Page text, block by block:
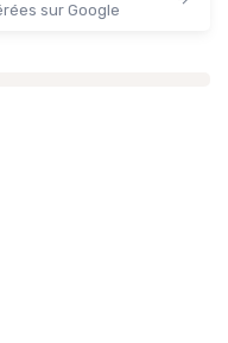
sur Google